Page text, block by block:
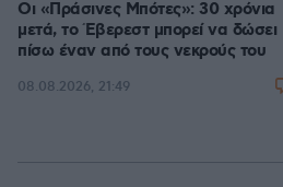
Οι «Πράσινες Μπότες»: 30 χρόνια
μετά, το Έβερεστ μπορεί να δώσει
πίσω έναν από τους νεκρούς του
08.08.2026, 21:49